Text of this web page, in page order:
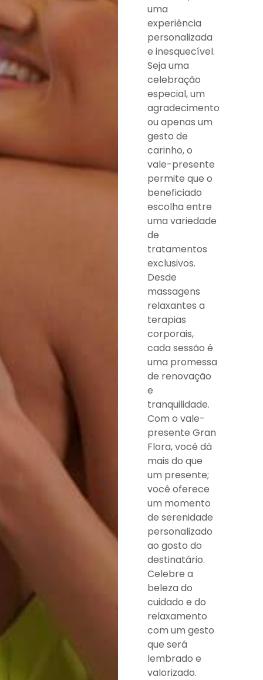
uma
experiência
personalizada
e inesquecível.
Seja uma
celebração
especial, um
agradecimento
ou apenas um
gesto de
carinho, o
vale-presente
permite que o
beneficiado
escolha entre
uma variedade
de
tratamentos
exclusivos.
Desde
massagens
relaxantes a
terapias
corporais,
cada sessão é
uma promessa
de renovação
e
tranquilidade.
Com o vale-
presente Gran
Flora, você dá
mais do que
um presente;
você oferece
um momento
de serenidade
personalizado
ao gosto do
destinatário.
Celebre a
beleza do
cuidado e do
relaxamento
com um gesto
que será
lembrado e
valorizado.